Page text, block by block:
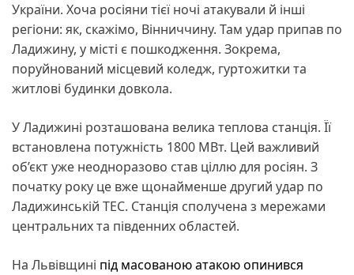
України. Хоча росіяни тієї ночі атакували й інші
регіони: як, скажімо, Вінниччину. Там удар припав по
Ладижину, у місті є пошкодження. Зокрема,
поруйнований місцевий коледж, гуртожитки та
житлові будинки довкола.
У Ладижині розташована велика теплова станція. Її
встановлена потужність 1800 МВт. Цей важливий
об’єкт уже неодноразово став ціллю для росіян. З
початку року це вже щонайменше другий удар по
Ладижинській ТЕС. Станція сполучена з мережами
центральних та південних областей.
На Львівщині під масованою атакою опинився